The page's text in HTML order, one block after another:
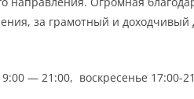
за грамотный и
— 21:00, воскресенье